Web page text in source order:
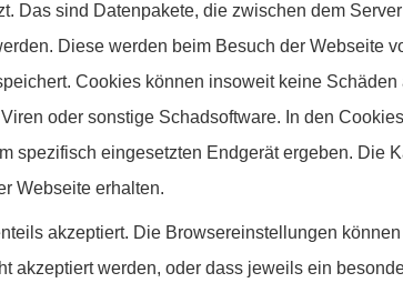
Das sind Datenpakete, die zwischen dem
Diese werden beim Besuch der Webseite
Cookies können insoweit keine Schäden
oder sonstige Schadsoftware. In den
spezifisch eingesetzten Endgerät ergeben. Die
Webseite erhalten.
akzeptiert. Die Browsereinstellungen
akzeptiert werden, oder dass jeweils ein